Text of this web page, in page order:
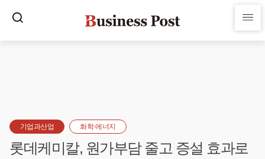
기업과산업 화학·에너지
롯데케미칼, 원가부담 줄고 증설 효과로